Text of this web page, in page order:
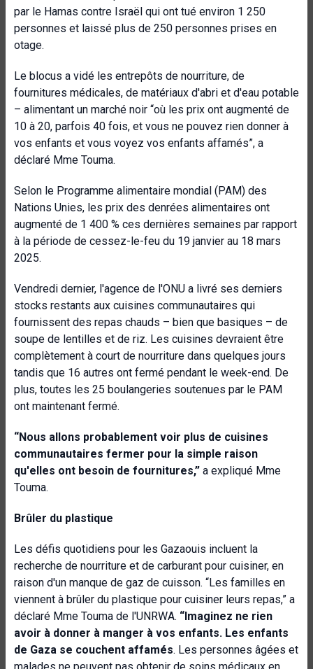
par le Hamas contre Israël qui ont tué environ 1 250
personnes et laissé plus de 250 personnes prises en
otage.
Le blocus a vidé les entrepôts de nourriture, de
fournitures médicales, de matériaux d'abri et d'eau potable
– alimentant un marché noir “où les prix ont augmenté de
10 à 20, parfois 40 fois, et vous ne pouvez rien donner à
vos enfants et vous voyez vos enfants affamés”, a
déclaré Mme Touma.
Selon le Programme alimentaire mondial (PAM) des
Nations Unies, les prix des denrées alimentaires ont
augmenté de 1 400 % ces dernières semaines par rapport
à la période de cessez-le-feu du 19 janvier au 18 mars
2025.
Vendredi dernier, l'agence de l'ONU a livré ses derniers
stocks restants aux cuisines communautaires qui
fournissent des repas chauds – bien que basiques – de
soupe de lentilles et de riz. Les cuisines devraient être
complètement à court de nourriture dans quelques jours
tandis que 16 autres ont fermé pendant le week-end. De
plus, toutes les 25 boulangeries soutenues par le PAM
ont maintenant fermé.
“Nous allons probablement voir plus de cuisines
communautaires fermer pour la simple raison
qu'elles ont besoin de fournitures,” a expliqué Mme
Touma.
Brûler du plastique
Les défis quotidiens pour les Gazaouis incluent la
recherche de nourriture et de carburant pour cuisiner, en
raison d'un manque de gaz de cuisson. “Les familles en
viennent à brûler du plastique pour cuisiner leurs repas,” a
déclaré Mme Touma de l'UNRWA. “Imaginez ne rien
avoir à donner à manger à vos enfants. Les enfants
de Gaza se couchent affamés. Les personnes âgées et